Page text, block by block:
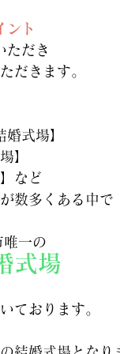
ント
ただき
だきます。
式場】
】
など
数多くある中で
唯一の
式場
ております。